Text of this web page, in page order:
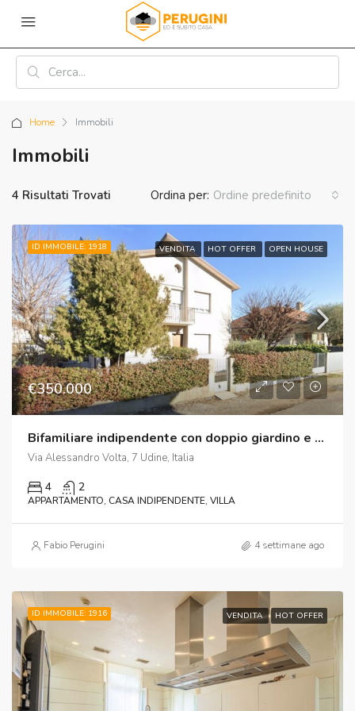
Home Immobili
Immobili
4 Risultati Trovati Ordina per: Ordine predefinito
ID IMMOBILE: 1918 VENDITA HOT OFFER OPEN HOUSE
€350.000
Bifamiliare indipendente con doppio giardino e doppio box – Udine, zona Via Volta / Via Copernico
Via Alessandro Volta, 7 Udine, Italia
4 2
APPARTAMENTO, CASA INDIPENDENTE, VILLA
Fabio Perugini 4 settimane ago
ID IMMOBILE: 1916 VENDITA HOT OFFER